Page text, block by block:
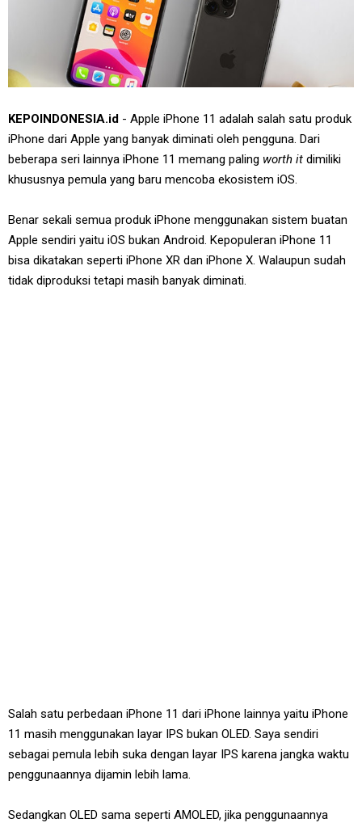
KEPOINDONESIA.id - Apple iPhone 11 adalah salah satu produk
iPhone dari Apple yang banyak diminati oleh pengguna. Dari
beberapa seri lainnya iPhone 11 memang paling worth it dimiliki
khususnya pemula yang baru mencoba ekosistem iOS.
Benar sekali semua produk iPhone menggunakan sistem buatan
Apple sendiri yaitu iOS bukan Android. Kepopuleran iPhone 11
bisa dikatakan seperti iPhone XR dan iPhone X. Walaupun sudah
tidak diproduksi tetapi masih banyak diminati.
Salah satu perbedaan iPhone 11 dari iPhone lainnya yaitu iPhone
11 masih menggunakan layar IPS bukan OLED. Saya sendiri
sebagai pemula lebih suka dengan layar IPS karena jangka waktu
penggunaannya dijamin lebih lama.
Sedangkan OLED sama seperti AMOLED, jika penggunaannya